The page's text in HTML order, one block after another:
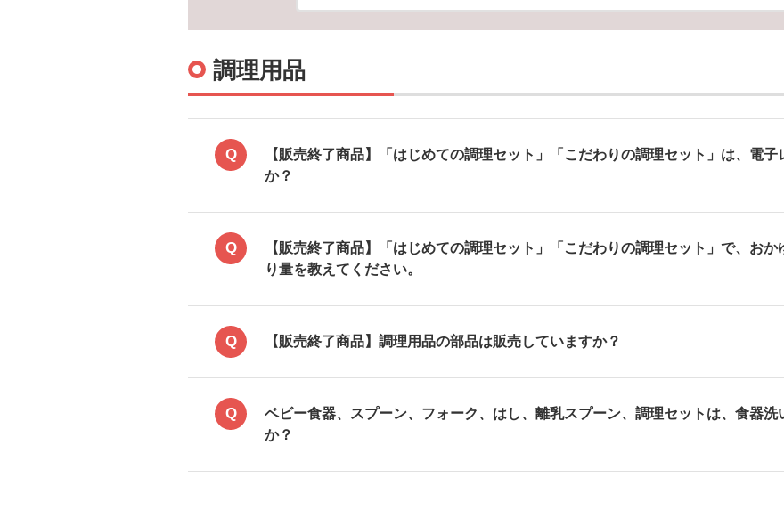
調理用品
Q
【販売終了商品】「はじめての調理セット」「こだわりの調理セット」は、電
か？
Q
【販売終了商品】「はじめての調理セット」「こだわりの調理セット」で、お
り量を教えてください。
Q 【販売終了商品】調理用品の部品は販売していますか？
Q
ベビー食器、スプーン、フォーク、はし、離乳スプーン、調理セットは、食器洗
か？